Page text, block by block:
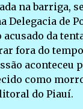
na barriga,
Delegacia de
da
fora do
aconteceu
como
do Piauí.